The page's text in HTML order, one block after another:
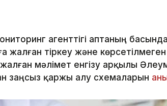
агенттігі аптаның
тіркеу және көрсетілмеген
мәлімет енгізу арқылы
заңсыз қаржы алу схемаларын